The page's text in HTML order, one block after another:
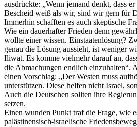
ausdrückte: „Wenn jemand denkt, dass
Bescheid weiß als wir, sind wir gern für
Immerhin schafften es auch skeptische
Wie ein dauerhafter Frieden denn
wollte einer wissen. Einstaatenlösung?
genau die Lösung aussieht, ist weniger
Iliwat. Es komme vielmehr darauf an,
die Abmachungen endlich einzuhalten“.
einen Vorschlag: „Der Westen muss
unterstützen. Diese helfen nicht Israel,
Auch die Deutschen sollten ihre
setzen.
Einen wunden Punkt traf die Frage, wie
palästinensisch-israelische